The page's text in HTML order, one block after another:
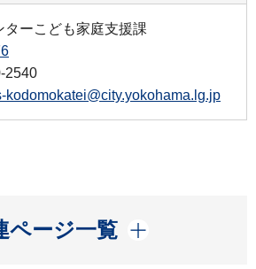
ーこども家庭支援課
2540
kodomokatei@city.yokohama.lg.jp
ページ一覧
開く